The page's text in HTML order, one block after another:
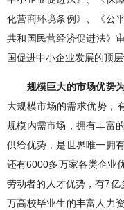
化营商环境条例》、《公
共和国民营经济促进法》
国促进中小企业发展的顶
规模巨大的市场优势
大规模市场的需求优势，
规模内需市场，拥有丰富
供给优势，是世界唯一拥
还有6000多万家各类企业
劳动者的人才优势，有7
万高校毕业生的丰富人力